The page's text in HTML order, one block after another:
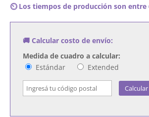
Beethoven
cantidad
⏲️ Los tiempos de producción son entre
🚚 Calcular costo de envío:
Medida de cuadro a calcular:
Estándar
Extended
Calcular